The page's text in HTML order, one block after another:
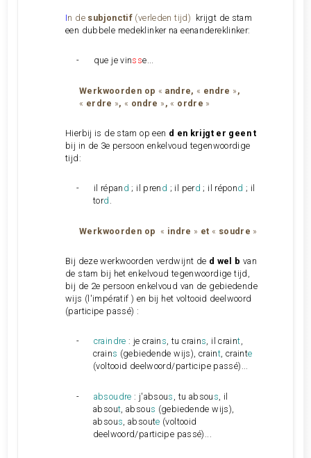
In de subjonctif (verleden tijd) krijgt de stam
een dubbele medeklinker na eenandereklinker:
- que je vinsse...
Werkwoorden op « andre, « endre » ,
« erdre », « ondre » , « ordre »
Hierbij is de stam op een d en krijgt er geent
bij in de 3e persoon enkelvoud tegenwoordige
tijd:
- il répan d ; il pren d ; il perd ; il répond ; il
tord .
Werkwoorden op « indre » et « soudre »
Bij deze werkwoorden verdwijnt de d wel b van
de stam bij het enkelvoud tegenwoordige tijd,
bij de 2e persoon enkelvoud van de gebiedende
wijs (l'impératif ) en bij het voltooid deelwoord
(participe passé) :
- craindre : je crain s, tu crains, il craint,
crains (gebiedende wijs), craint, crainte
(voltooid deelwoord/participe passé)...
- absoudre : j'absous , tu absou s , il
absout , absous (gebiedende wijs),
absous , absoute (voltooid
deelwoord/participe passé)...